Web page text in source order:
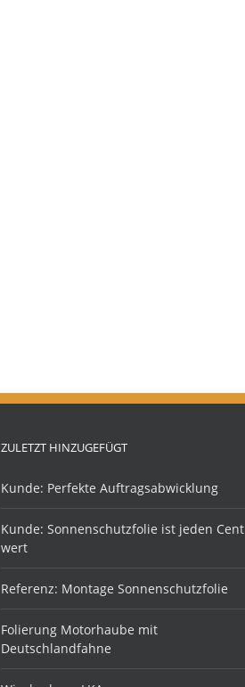
ZULETZT HINZUGEFÜGT
Kunde: Perfekte Auftragsabwicklung
Kunde: Sonnenschutzfolie ist jeden Cent
wert
Referenz: Montage Sonnenschutzfolie
Folierung Motorhaube mit
Deutschlandfahne